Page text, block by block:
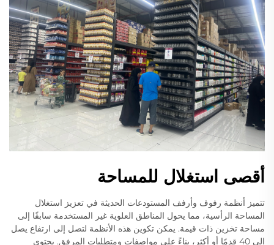
أقصى استغلال للمساحة
تتميز أنظمة رفوف وأرفف المستودعات الحديثة في تعزيز استغلال
المساحة الرأسية، مما يحول المناطق العلوية غير المستخدمة سابقًا إلى
مساحة تخزين ذات قيمة. يمكن تكوين هذه الأنظمة لتصل إلى ارتفاع يصل
إلى 40 قدمًا أو أكثر، بناءً على مواصفات ومتطلبات المرفق. يحتوي